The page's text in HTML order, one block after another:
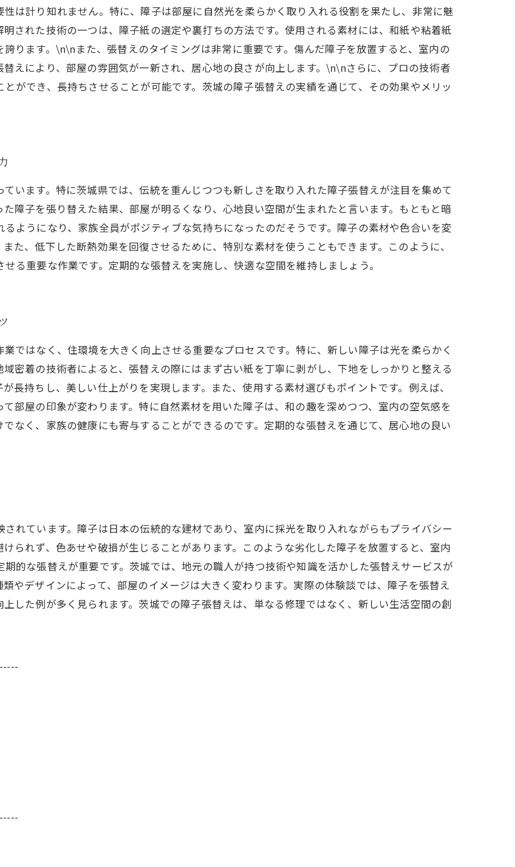
は計り知れません。特に、障子は部屋に自然光を柔らかく取り入れる役割を果たし、非常に魅
された技術の一つは、障子紙の選定や裏打ちの方法です。使用される素材には、和紙や粘着紙
ります。\n\nまた、張替えのタイミングは非常に重要です。傷んだ障子を放置すると、室内の
えにより、部屋の雰囲気が一新され、居心地の良さが向上します。\n\nさらに、プロの技術者
ができ、長持ちさせることが可能です。茨城の障子張替えの実績を通じて、その効果やメリッ
います。特に茨城県では、伝統を重んじつつも新しさを取り入れた障子張替えが注目を集めて
障子を張り替えた結果、部屋が明るくなり、心地良い空間が生まれたと言います。もともと暗
ようになり、家族全員がポジティブな気持ちになったのだそうです。障子の素材や色合いを変
た、低下した断熱効果を回復させるために、特別な素材を使うこともできます。このように、
る重要な作業です。定期的な張替えを実施し、快適な空間を維持しましょう。
ではなく、住環境を大きく向上させる重要なプロセスです。特に、新しい障子は光を柔らかく
密着の技術者によると、張替えの際にはまず古い紙を丁寧に剥がし、下地をしっかりと整える
長持ちし、美しい仕上がりを実現します。また、使用する素材選びもポイントです。例えば、
部屋の印象が変わります。特に自然素材を用いた障子は、和の趣を深めつつ、室内の空気感を
なく、家族の健康にも寄与することができるのです。定期的な張替えを通じて、居心地の良い
れています。障子は日本の伝統的な建材であり、室内に採光を取り入れながらもプライバシー
られず、色あせや破損が生じることがあります。このような劣化した障子を放置すると、室内
的な張替えが重要です。茨城では、地元の職人が持つ技術や知識を活かした張替えサービスが
やデザインによって、部屋のイメージは大きく変わります。実際の体験談では、障子を張替え
した例が多く見られます。茨城での障子張替えは、単なる修理ではなく、新しい生活空間の創